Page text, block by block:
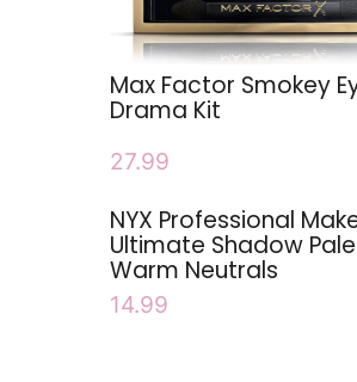
Max Factor Smokey
Drama Kit
27.99
NYX Professional
Ultimate Shadow
Warm Neutrals
14.99